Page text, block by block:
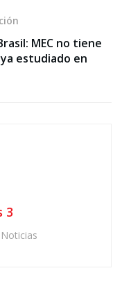
MEC no tiene
estudiado en
3